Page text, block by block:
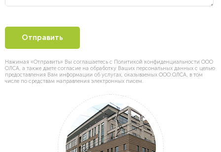
Нажимая «Отправить» Вы соглашаетесь с Политикой конфиденциальности ООО
ОЛСА, а также даете согласие на обработку Ваших персональных данных с целью
предоставления Вам информации об услугах, оказываемых ООО ОЛСА, в том
числе по средствам направления электронных писем.